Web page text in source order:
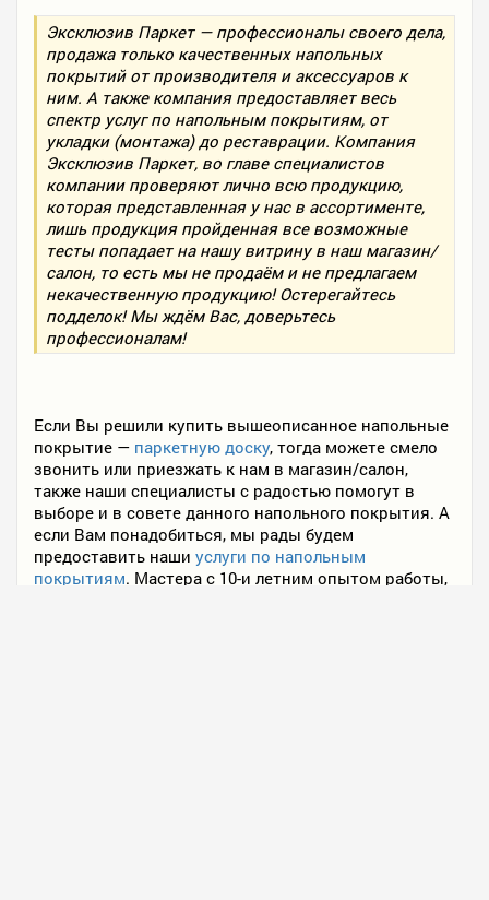
Эксклюзив Паркет — профессионалы своего дела,
продажа только качественных напольных
покрытий от производителя и аксессуаров к
ним. А также компания предоставляет весь
спектр услуг по напольным покрытиям, от
укладки (монтажа) до реставрации. Компания
Эксклюзив Паркет, во главе специалистов
компании проверяют лично всю продукцию,
которая представленная у нас в ассортименте,
лишь продукция пройденная все возможные
тесты попадает на нашу витрину в наш магазин/
салон, то есть мы не продаём и не предлагаем
некачественную продукцию! Остерегайтесь
подделок! Мы ждём Вас, доверьтесь
профессионалам!
Если Вы решили купить вышеописанное напольные
покрытие — паркетную доску, тогда можете смело
звонить или приезжать к нам в магазин/салон,
также наши специалисты с радостью помогут в
выборе и в совете данного напольного покрытия. А
если Вам понадобиться, мы рады будем
предоставить наши услуги по напольным
покрытиям. Мастера с 10-и летним опытом работы,